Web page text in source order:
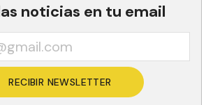
noticias en tu email
RECIBIR NEWSLETTER